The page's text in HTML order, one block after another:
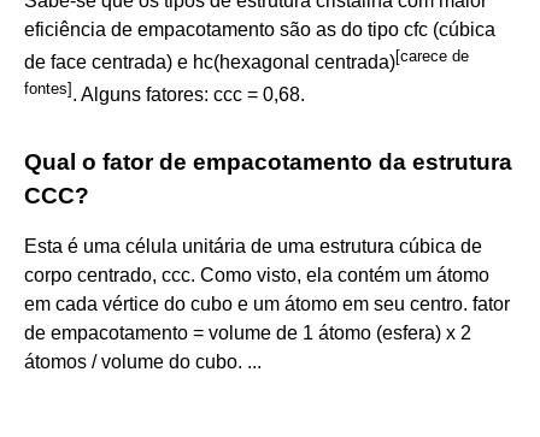
eficiência de empacotamento são as do tipo cfc (cúbica
de face centrada) e hc(hexagonal centrada)[carece de
fontes] . Alguns fatores: ccc = 0,68.
Qual o fator de empacotamento da estrutura
CCC?
Esta é uma célula unitária de uma estrutura cúbica de
corpo centrado, ccc. Como visto, ela contém um átomo
em cada vértice do cubo e um átomo em seu centro. fator
de empacotamento = volume de 1 átomo (esfera) x 2
átomos / volume do cubo. ...